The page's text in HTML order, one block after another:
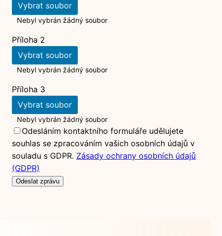
Vybrat soubor
Nebyl vybrán žádný soubor
Příloha 2
Vybrat soubor
Nebyl vybrán žádný soubor
Příloha 3
Vybrat soubor
Nebyl vybrán žádný soubor
Odesláním kontaktního formuláře udělujete
souhlas se zpracováním vašich osobních údajů v
souladu s GDPR. Zásady ochrany osobních údajů
(GDPR)